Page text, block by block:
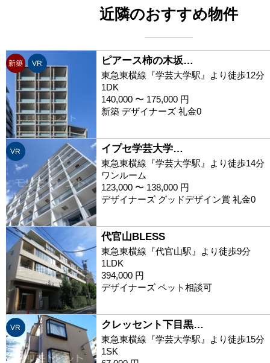
近隣のおすすめ物件
新築 VR ピアース柿の木坂…
東急東横線『学芸大学駅』より徒歩12分
1DK
140,000 〜 175,000 円
新築 デザイナーズ 礼金0
VR イプセ学芸大学…
東急東横線『学芸大学駅』より徒歩14分
ワンルーム
123,000 〜 138,000 円
デザイナーズ グッドデザイン賞 礼金0
代官山BLESS
東急東横線『代官山駅』より徒歩9分
1LDK
394,000 円
デザイナーズ ペット相談可
VR クレッセント下目黒…
東急東横線『学芸大学駅』より徒歩15分
1SK